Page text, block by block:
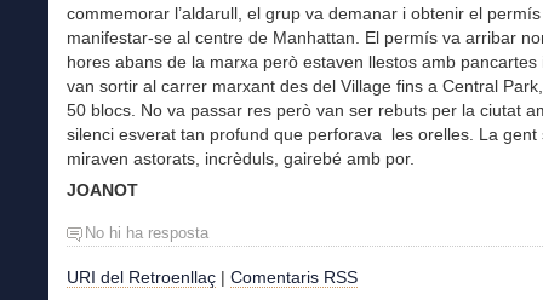
commemorar l’aldarull, el grup va demanar i obtenir el
manifestar-se al centre de Manhattan. El permís va arribar
hores abans de la marxa però estaven llestos amb pancartes
van sortir al carrer marxant des del Village fins a Central
50 blocs. No va passar res però van ser rebuts per la ciutat
silenci esverat tan profund que perforava les orelles. La gent
miraven astorats, incrèduls, gairebé amb por.
JOANOT
No hi ha resposta
URI del Retroenllaç | Comentaris RSS